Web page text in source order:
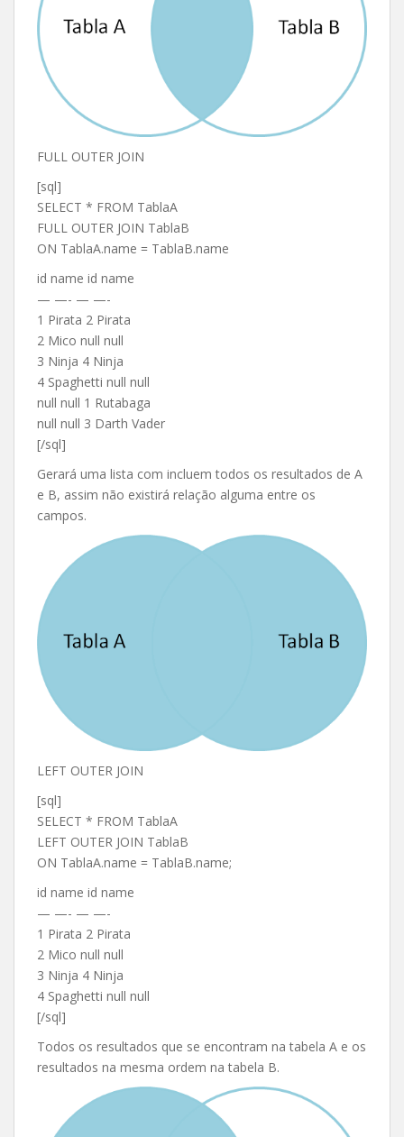
FULL OUTER JOIN
[sql]
SELECT * FROM TablaA
FULL OUTER JOIN TablaB
ON TablaA.name = TablaB.name
id name id name
— —- — —-
1 Pirata 2 Pirata
2 Mico null null
3 Ninja 4 Ninja
4 Spaghetti null null
null null 1 Rutabaga
null null 3 Darth Vader
[/sql]
Gerará uma lista com incluem todos os resultados de A
e B, assim não existirá relação alguma entre os
campos.
LEFT OUTER JOIN
[sql]
SELECT * FROM TablaA
LEFT OUTER JOIN TablaB
ON TablaA.name = TablaB.name;
id name id name
— —- — —-
1 Pirata 2 Pirata
2 Mico null null
3 Ninja 4 Ninja
4 Spaghetti null null
[/sql]
Todos os resultados que se encontram na tabela A e os
resultados na mesma ordem na tabela B.